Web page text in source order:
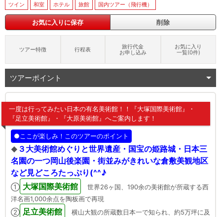
ツイン
和室 ホテル 旅館 国内ツアー（飛行機）
お気に入りに保存 削除
ツアー特徴 行程表
旅行代金
お申し込み
お気に入り
一覧(0件)
ツアーポイント
一度は行ってみたい日本の有名美術館！！『大塚国際美術館』・
『足立美術館』・『大原美術館』へご案内します！
●ここが楽しみ！このツアーのポイント
◆ ３大美術館めぐりと世界遺産・国宝の姫路城・日本三
名園の一つ岡山後楽園・街並みがきれいな倉敷美観地区
など見どころたっぷり(^^♪
① 大塚国際美術館
世界26ヶ国、190余の美術館が所蔵する西
洋名画1,000余点を陶板画で再現
② 足立美術館
横山大観の所蔵数日本一で知られ、約5万坪に及